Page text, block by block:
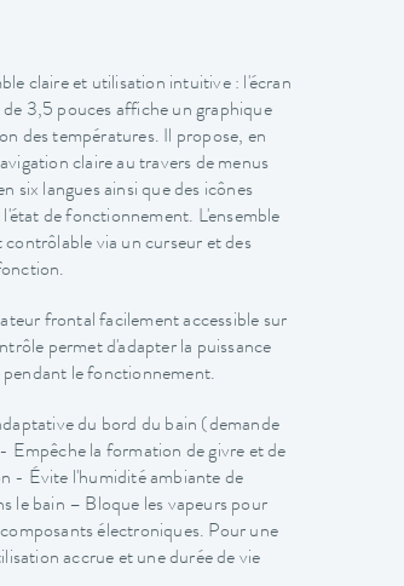
claire et utilisation intuitive : l'écran
3,5 pouces affiche un graphique
des températures. Il propose, en
claire au travers de menus
six langues ainsi que des icônes
l'état de fonctionnement. L'ensemble
contrôlable via un curseur et des
frontal facilement accessible sur
permet d'adapter la puissance
pendant le fonctionnement.
du bord du bain (demande
Empêche la formation de givre et de
- Évite l'humidité ambiante de
le bain – Bloque les vapeurs pour
électroniques. Pour une
accrue et une durée de vie